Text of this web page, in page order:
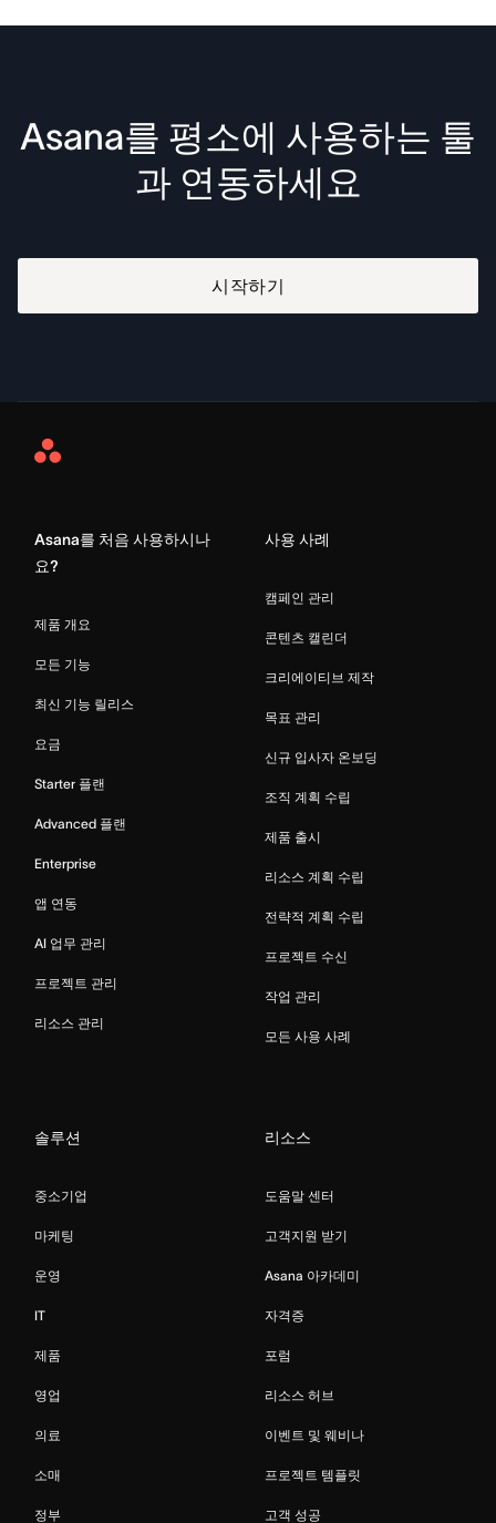
Asana를 평소에 사용하는 툴
과 연동하세요
시작하기
Asana
Asana를 처음 사용하시나
요?
제품 개요
모든 기능
최신 기능 릴리스
요금
Starter 플랜
Advanced 플랜
Enterprise
앱 연동
AI 업무 관리
프로젝트 관리
리소스 관리
사용 사례
캠페인 관리
콘텐츠 캘린더
크리에이티브 제작
목표 관리
신규 입사자 온보딩
조직 계획 수립
제품 출시
리소스 계획 수립
전략적 계획 수립
프로젝트 수신
작업 관리
모든 사용 사례
솔루션
중소기업
마케팅
운영
IT
제품
영업
의료
소매
정부
리소스
도움말 센터
고객지원 받기
Asana 아카데미
자격증
포럼
리소스 허브
이벤트 및 웨비나
프로젝트 템플릿
고객 성공